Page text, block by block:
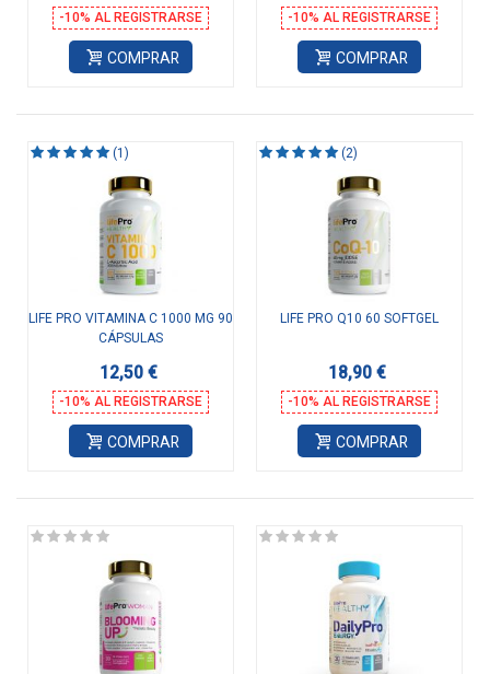
-10% AL REGISTRARSE
COMPRAR
-10% AL REGISTRARSE
COMPRAR
(1)
LIFE PRO VITAMINA C 1000 MG 90
CÁPSULAS
12,50 €
-10% AL REGISTRARSE
COMPRAR
(2)
LIFE PRO Q10 60 SOFTGEL
18,90 €
-10% AL REGISTRARSE
COMPRAR